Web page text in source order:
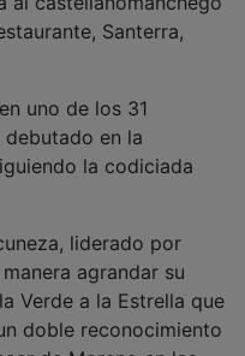
Santerra,
en la
la codiciada
agrandar su
Verde a la Estrella que
doble reconocimiento
de Moreno en las